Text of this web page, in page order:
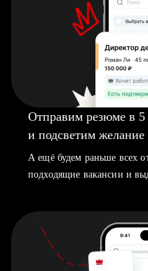
Отправим резюме в
и подсветим
А ещё будем раньше всех
подходящие вакансии и